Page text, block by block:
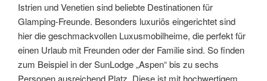
Istrien und Venetien sind beliebte Destinationen für
Glamping-Freunde. Besonders luxuriös eingerichtet sind
hier die geschmackvollen Luxusmobilheime, die perfekt für
einen Urlaub mit Freunden oder der Familie sind. So finden
zum Beispiel in der SunLodge „Aspen“ bis zu sechs